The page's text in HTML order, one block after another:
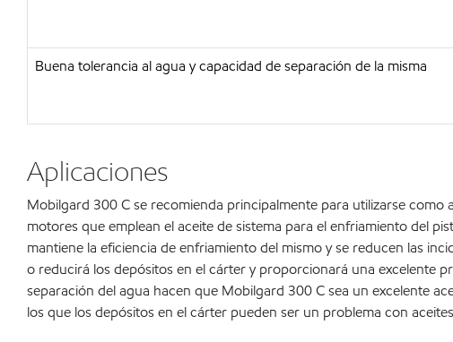
Buena tolerancia al agua y capacidad de separación de la misma
Aplicaciones
Mobilgard 300 C se recomienda principalmente para utilizarse como
motores que emplean el aceite de sistema para el enfriamiento del
mantiene la eficiencia de enfriamiento del mismo y se reducen las
o reducirá los depósitos en el cárter y proporcionará una excelente
separación del agua hacen que Mobilgard 300 C sea un excelente
los que los depósitos en el cárter pueden ser un problema con